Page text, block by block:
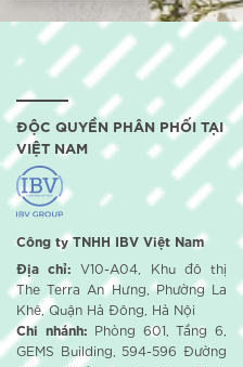
ĐỘC QUYỀN PHÂN PHỐI TẠI
VIỆT NAM
Công ty TNHH IBV Việt Nam
Địa chỉ: V10-A04, Khu đô thị
The Terra An Hưng, Phường La
Khê, Quận Hà Đông, Hà Nội
Chi nhánh: Phòng 601, Tầng 6,
GEMS Building, 594-596 Đường